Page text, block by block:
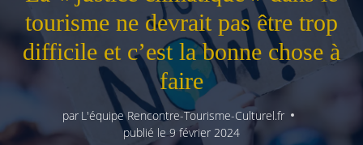
tourisme ne devrait pas être trop
difficile et c’est la bonne chose à
faire
par L'équipe Rencontre-Tourisme-Culturel.fr
publié le 9 février 2024